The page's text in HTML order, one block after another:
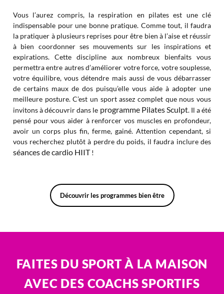
Vous l’aurez compris, la respiration en pilates est une clé
indispensable pour une bonne pratique. Comme tout, il faudra
la pratiquer à plusieurs reprises pour être bien à l’aise et réussir
à bien coordonner ses mouvements sur les inspirations et
expirations. Cette discipline aux nombreux bienfaits vous
permettra entre autres d’améliorer votre force, votre souplesse,
votre équilibre, vous détendre mais aussi de vous débarrasser
de certains maux de dos puisqu’elle vous aide à adopter une
meilleure posture. C’est un sport assez complet que nous vous
invitons à découvrir dans le programme Pilates Sculpt. Il a été
pensé pour vous aider à renforcer vos muscles en profondeur,
avoir un corps plus fin, ferme, gainé. Attention cependant, si
vous recherchez plutôt à perdre du poids, il faudra inclure des
séances de cardio HIIT!
Découvrir les programmes bien être
FAITES DU SPORT À LA MAISON
AVEC DES COACHS SPORTIFS